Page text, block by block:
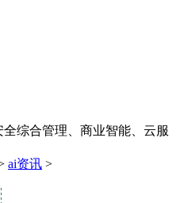
综合管理、商业智能、云服
ai资讯 >